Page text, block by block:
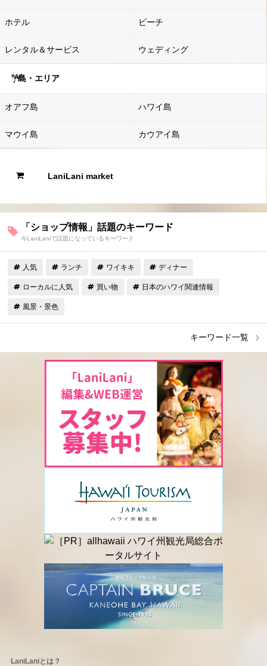
ホテル ビーチ
レンタル＆サービス ウェディング
島・エリア
オアフ島 ハワイ島
マウイ島 カウアイ島
LaniLani market
「ショップ情報」話題のキーワード
今LaniLaniで話題になっているキーワード
人気 ランチ ワイキキ ディナー
ローカルに人気 買い物 日本のハワイ関連情報
風景・景色
キーワード一覧
LaniLaniとは？